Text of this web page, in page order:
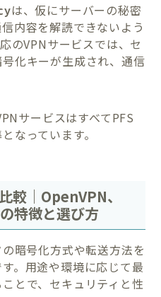
は、仮にサーバーの秘密
内容を解読できないよう
のVPNサービスでは、セ
化キーが生成され、通信
サービスはすべてPFS
なっています。
較｜OpenVPN、
特徴と選び方
暗号化方式や転送方法を
。用途や環境に応じて最
とで、セキュリティと性